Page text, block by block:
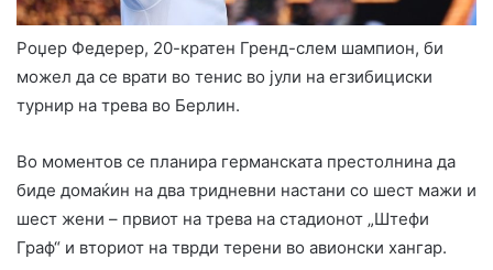
Роџер Федерер, 20-кратен Гренд-слем шампион, би
можел да се врати во тенис во јули на егзибициски
турнир на трева во Берлин.
Во моментов се планира германската престолнина да
биде домаќин на два тридневни настани со шест мажи и
шест жени – првиот на трева на стадионот „Штефи
Граф“ и вториот на тврди терени во авионски хангар.